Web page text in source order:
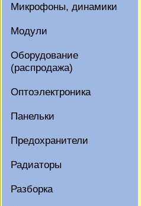
Микрофоны, динамики
Модули
Оборудование
(распродажа)
Оптоэлектроника
Панельки
Предохранители
Радиаторы
Разборка